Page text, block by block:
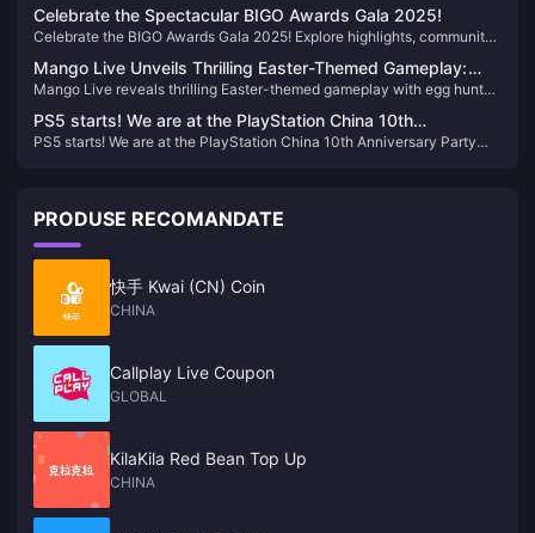
Celebrate the Spectacular BIGO Awards Gala 2025!
Celebrate the BIGO Awards Gala 2025! Explore highlights, community
ahead.
Mango Live Unveils Thrilling Easter-Themed Gameplay:
Fresh Adventures and Non-Stop Surprises
Mango Live reveals thrilling Easter-themed gameplay with egg hunts,
PS5 starts! We are at the PlayStation China 10th
Anniversary Party event
PS5 starts! We are at the PlayStation China 10th Anniversary Party
PRODUSE RECOMANDATE
快手 Kwai (CN) Coin
CHINA
Callplay Live Coupon
GLOBAL
KilaKila Red Bean Top Up
CHINA